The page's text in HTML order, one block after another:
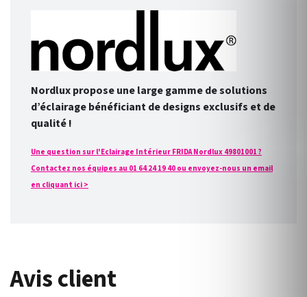
Nordlux propose une large gamme de solutions
d’éclairage bénéficiant de designs exclusifs et de
qualité !
Une question sur l'Eclairage Intérieur FRIDA Nordlux 49801001 ?
Contactez nos équipes au 01 64 24 19 40 ou envoyez-nous un email
en cliquant ici >
Avis client